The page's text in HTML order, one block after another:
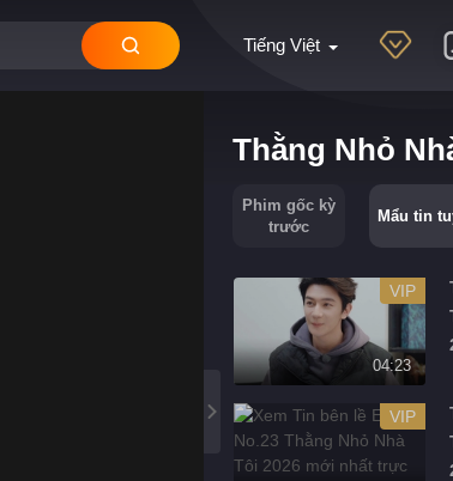
Tiếng Việt
Thằng Nhỏ
Phim gốc kỳ
trước
Mẩu tin
04:23
VIP
VIP